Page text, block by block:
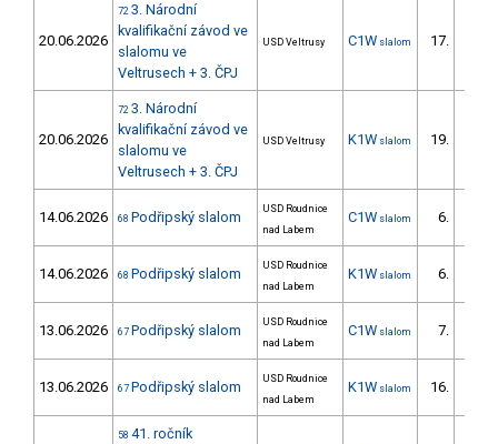
20.06.2026
72 3. Národní
kvalifikační závod ve
slalomu ve
Veltrusech + 3. ČPJ
USD Veltrusy C1W slalom 17.
20.06.2026
72 3. Národní
kvalifikační závod ve
slalomu ve
Veltrusech + 3. ČPJ
USD Veltrusy K1W slalom 19.
14.06.2026 68 Podřipský slalom
USD Roudnice
nad Labem
C1W slalom 6.
14.06.2026 68 Podřipský slalom
USD Roudnice
nad Labem
K1W slalom 6.
13.06.2026 67 Podřipský slalom
USD Roudnice
nad Labem
C1W slalom 7.
13.06.2026 67 Podřipský slalom
USD Roudnice
nad Labem
K1W slalom 16.
58 41. ročník